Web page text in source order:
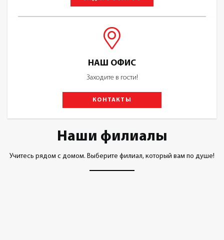
НАШ ОФИС
Заходите в гости!
КОНТАКТЫ
Наши филиалы
Учитесь рядом с домом. Выберите филиал, который вам по душе!